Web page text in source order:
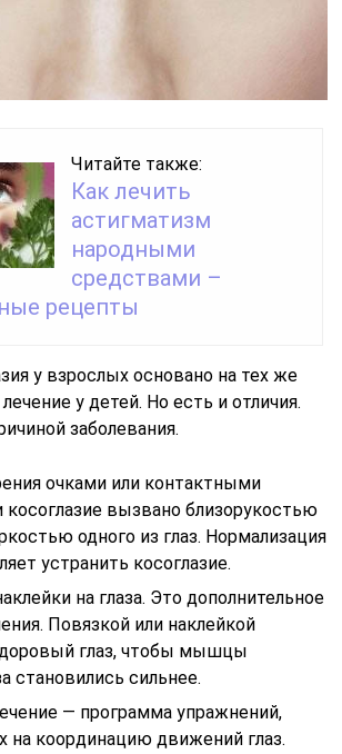
Читайте также:
Как лечить
астигматизм
народными
средствами –
рецепты
у взрослых основано на тех же
у детей. Но есть и отличия.
заболевания.
очками или контактными
косоглазие вызвано близорукостью
одного из глаз. Нормализация
устранить косоглазие.
на глаза. Это дополнительное
Повязкой или наклейкой
глаз, чтобы мышцы
становились сильнее.
— программа упражнений,
на координацию движений глаз.